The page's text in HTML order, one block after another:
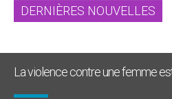
DERNIÈRES NOUVELLES
La violence contre une femme